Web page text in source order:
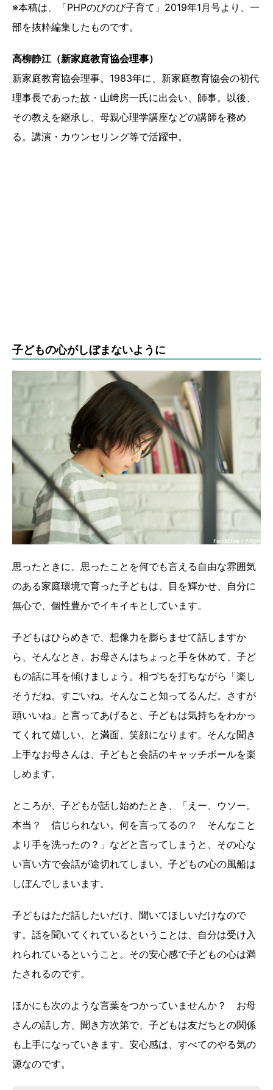
※本稿は、「PHPのびのび子育て」2019年1月号より、一
部を抜粋編集したものです。
高柳静江（新家庭教育協会理事）
新家庭教育協会理事。1983年に、新家庭教育協会の初代
理事長であった故・山﨑房一氏に出会い、師事。以後、
その教えを継承し、母親心理学講座などの講師を務め
る。講演・カウンセリング等で活躍中。
子どもの心がしぼまないように
思ったときに、思ったことを何でも言える自由な雰囲気
のある家庭環境で育った子どもは、目を輝かせ、自分に
無心で、個性豊かでイキイキとしています。
子どもはひらめきで、想像力を膨らませて話しますか
ら、そんなとき、お母さんはちょっと手を休めて、子ど
もの話に耳を傾けましょう。相づちを打ちながら「楽し
そうだね。すごいね。そんなこと知ってるんだ。さすが
頭いいね」と言ってあげると、子どもは気持ちをわかっ
てくれて嬉しい、と満面、笑顔になります。そんな聞き
上手なお母さんは、子どもと会話のキャッチボールを楽
しめます。
ところが、子どもが話し始めたとき、「えー、ウソー。
本当？ 信じられない。何を言ってるの？ そんなこと
より手を洗ったの？」などと言ってしまうと、その心な
い言い方で会話が途切れてしまい、子どもの心の風船は
しぼんでしまいます。
子どもはただ話したいだけ、聞いてほしいだけなので
す。話を聞いてくれているということは、自分は受け入
れられているということ。その安心感で子どもの心は満
たされるのです。
ほかにも次のような言葉をつかっていませんか？ お母
さんの話し方、聞き方次第で、子どもは友だちとの関係
も上手になっていきます。安心感は、すべてのやる気の
源なのです。